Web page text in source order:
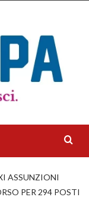
ASSUNZIONI
PER 294 POSTI